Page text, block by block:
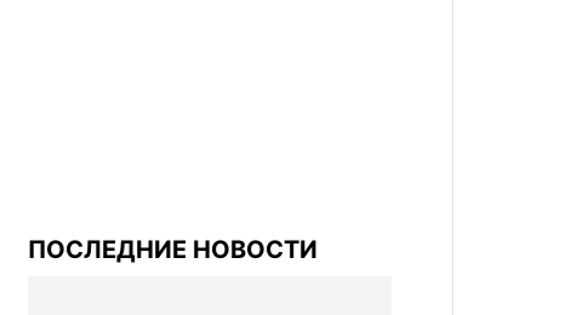
ПОСЛЕДНИЕ НОВОСТИ